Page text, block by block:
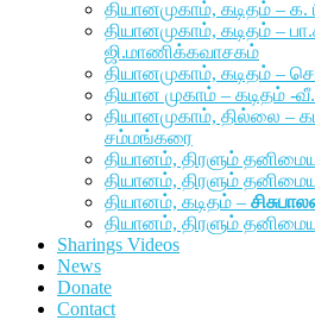
தியானமுகாம், கடிதம் –
தியானமுகாம், கடிதம் –
ஜி.மாணிக்கவாசகம்
தியானமுகாம், கடிதம் –
தியான முகாம் – கடிதம் -
தியானமுகாம், தில்லை –
சம்மங்கரை
தியானம், திரளும்
தியானம், திரளும்
தியானம், கடிதம் –
தியானம், திரளும்
Sharings Videos
News
Donate
Contact